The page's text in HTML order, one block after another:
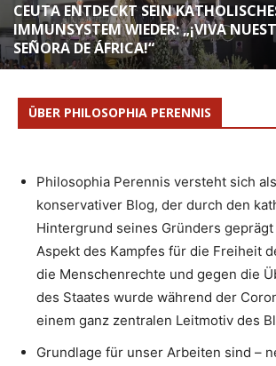
CEUTA ENTDECKT SEIN
IMMUNSYSTEM WIEDER: „¡VIVA
SEÑORA DE ÁFRICA!“
ÜBER PHILOSOPHIA PERENNIS
Philosophia Perennis versteht sich
konservativer Blog, der durch den
Hintergrund seines Gründers
Aspekt des Kampfes für die Freiheit
die Menschenrechte und gegen die
des Staates wurde während der
einem ganz zentralen Leitmotiv des
Grundlage für unser Arbeiten sind –